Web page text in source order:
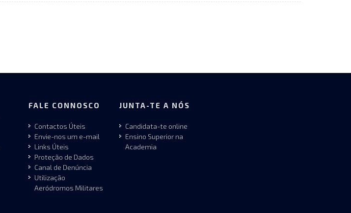
FALE CONNOSCO
Contactos Úteis
Envie-nos um e-mail
Links Úteis
Proteção de Dados
Canal de Denúncia
Utilização
Aeródromos Militares
JUNTA-TE A NÓS
Candidata-te online
Ensino Superior na
Academia